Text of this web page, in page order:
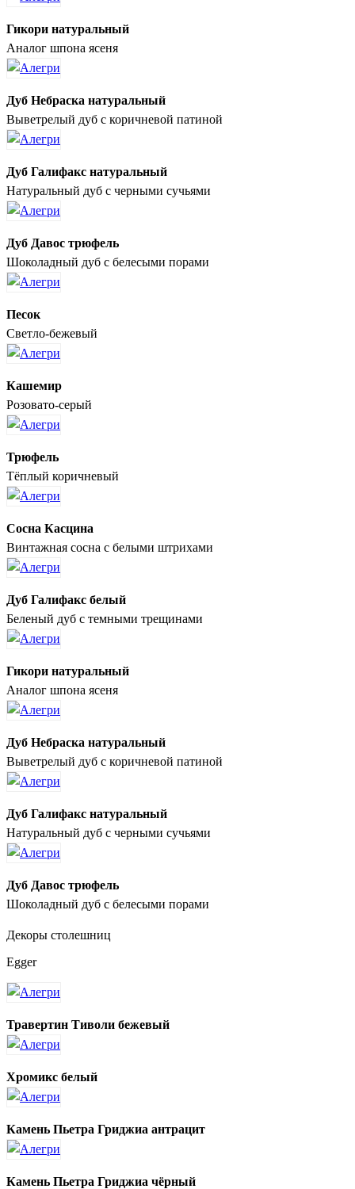
Гикори натуральный
Аналог шпона ясеня
Дуб Небраска натуральный
Выветрелый дуб с коричневой патиной
Дуб Галифакс натуральный
Натуральный дуб с черными сучьями
Дуб Давос трюфель
Шоколадный дуб с белесыми порами
Песок
Светло-бежевый
Кашемир
Розовато-серый
Трюфель
Тёплый коричневый
Сосна Касцина
Винтажная сосна с белыми штрихами
Дуб Галифакс белый
Беленый дуб с темными трещинами
Гикори натуральный
Аналог шпона ясеня
Дуб Небраска натуральный
Выветрелый дуб с коричневой патиной
Дуб Галифакс натуральный
Натуральный дуб с черными сучьями
Дуб Давос трюфель
Шоколадный дуб с белесыми порами
Декоры столешниц
Egger
Травертин Тиволи бежевый
Хромикс белый
Камень Пьетра Гриджиа антрацит
Камень Пьетра Гриджиа чёрный